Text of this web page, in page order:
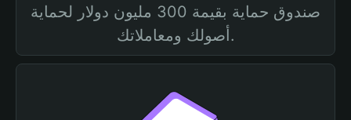
صندوق حماية بقيمة 300 مليون دولار لحماية
أصولك ومعاملاتك.